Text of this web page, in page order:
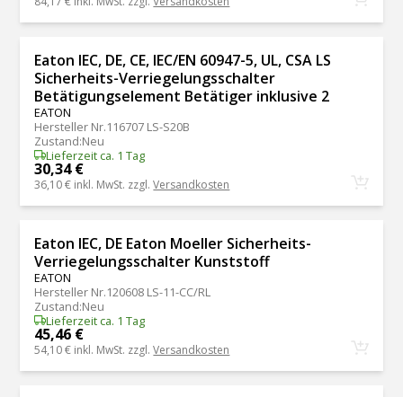
Eaton IEC, DE, CE, IEC/EN 60947-5, UL, CSA LS
Sicherheits-Verriegelungsschalter
Betätigungselement Betätiger inklusive 2
EATON
Hersteller Nr.116707 LS-S20B
Zustand:Neu
Lieferzeit ca. 1 Tag
30,34 €
36,10 € inkl. MwSt. zzgl.Versandkosten
Eaton IEC, DE Eaton Moeller Sicherheits-
Verriegelungsschalter Kunststoff
EATON
Hersteller Nr.120608 LS-11-CC/RL
Zustand:Neu
Lieferzeit ca. 1 Tag
45,46 €
54,10 € inkl. MwSt. zzgl.Versandkosten